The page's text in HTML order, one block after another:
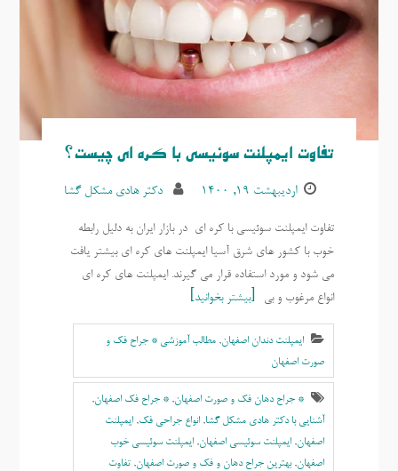
تفاوت ایمپلنت سوئیسی با کره ای چیست؟
اردیبهشت ۱۹, ۱۴۰۰ دکتر هادی مشکل گشا
تفاوت ایمپلنت سوئیسی با کره ای در بازار ایران به دلیل رابطه
خوب با کشور های شرق آسیا ایمپلنت های کره ای بیشتر یافت
می شود و مورد استفاده قرار می گیرند. ایمپلنت های کره ای
انواع مرغوب و بی
بیشتر بخوانید
ایمپلنت دندان اصفهان, مطالب آموزشی * جراح فک و
صورت اصفهان
* جراح دهان فک و صورت اصفهان, * جراح فک اصفهان,
آشنایی با دکتر هادی مشکل گشا, انواع جراحی فک, ايمپلنت
اصفهان, ایمپلنت سوئیسی اصفهان, ایمپلنت سوئیسی خوب
اصفهان,بهترين جراح دهان و فک و صورت اصفهان, تفاوت